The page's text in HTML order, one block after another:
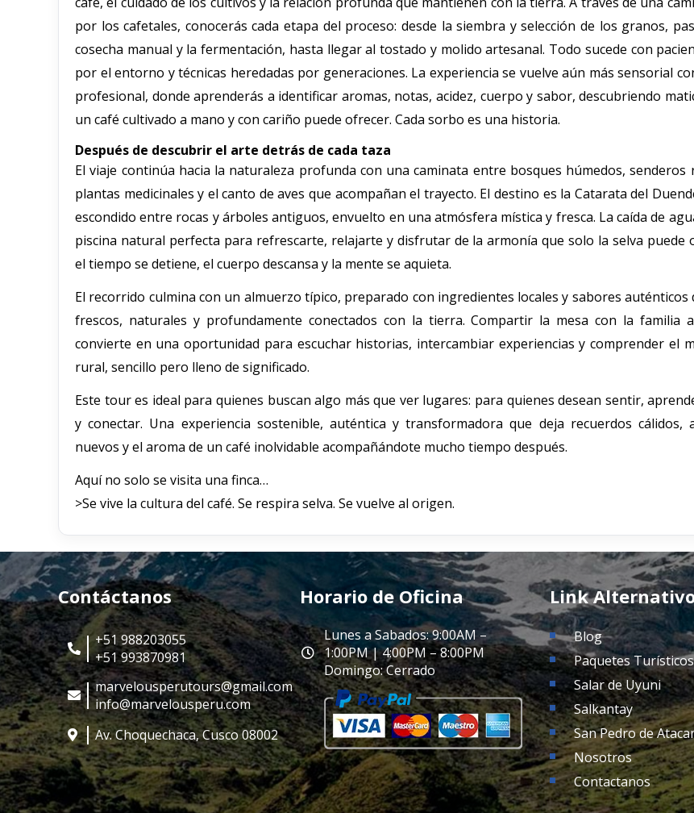
por los cafetales, conocerás cada etapa del proceso: desde la siembra y selección de los granos,
cosecha manual y la fermentación, hasta llegar al tostado y molido artesanal. Todo sucede con
por el entorno y técnicas heredadas por generaciones. La experiencia se vuelve aún más sensorial
profesional, donde aprenderás a identificar aromas, notas, acidez, cuerpo y sabor, descubriendo
un café cultivado a mano y con cariño puede ofrecer. Cada sorbo es una historia.
Después de descubrir el arte detrás de cada taza
El viaje continúa hacia la naturaleza profunda con una caminata entre bosques húmedos, senderos
plantas medicinales y el canto de aves que acompañan el trayecto. El destino es la Catarata del
escondido entre rocas y árboles antiguos, envuelto en una atmósfera mística y fresca. La caída de
piscina natural perfecta para refrescarte, relajarte y disfrutar de la armonía que solo la selva puede
el tiempo se detiene, el cuerpo descansa y la mente se aquieta.
El recorrido culmina con un almuerzo típico, preparado con ingredientes locales y sabores auténticos
frescos, naturales y profundamente conectados con la tierra. Compartir la mesa con la familia
convierte en una oportunidad para escuchar historias, intercambiar experiencias y comprender el
rural, sencillo pero lleno de significado.
Este tour es ideal para quienes buscan algo más que ver lugares: para quienes desean sentir,
y conectar. Una experiencia sostenible, auténtica y transformadora que deja recuerdos cálidos,
nuevos y el aroma de un café inolvidable acompañándote mucho tiempo después.
Aquí no solo se visita una finca…
>Se vive la cultura del café. Se respira selva. Se vuelve al origen.
Contáctanos
+51 988203055
+51 993870981
marvelousperutours@gmail.com
info@marvelousperu.com
Av. Choquechaca, Cusco 08002
Horario de Oficina
Lunes a Sabados: 9:00AM –
1:00PM | 4:00PM – 8:00PM
Domingo: Cerrado
Link
Blog
Paquetes Turísticos
Salar de Uyuni
Salkantay
San Pedro de
Nosotros
Contactanos